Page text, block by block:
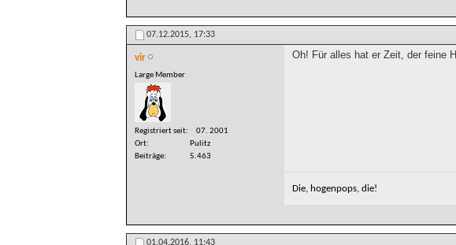
07.12.2015, 17:33
vir
Large Member
Registriert seit
07. 2001
Ort
Pulitz
Beiträge
5.463
Oh! Für alles hat er Zeit, der feine
Die, hogenpops, die!
01.04.2016, 11:43